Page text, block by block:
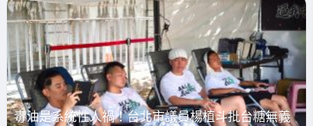
毒油是系統性人禍！台北市議員楊植斗批台糖無義